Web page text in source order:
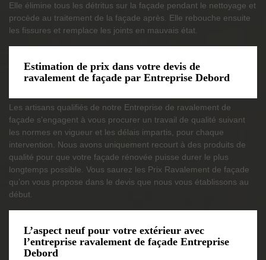
Elle élimine tous les détritus sur la façade pendant le nettoyage et
procède au traitement de la façade après. Elle rebouche ensuite
les fissures et remplace les joints en mauvais état.
Estimation de prix dans votre devis de
ravalement de façade par Entreprise Debord
Les artisans qualifiés de notre Entreprise de ravalement de
façade s’engagent à vous procurer un travail de qualité suivant
les normes en vigueur et les délais impartis, pour chaque
intervention. Nous avons uniquement recourt à des produits de
qualité pour que votre façade rénovée puisse durer le plus
longtemps possible. Vous saurez les Prix Ravalement de façade
qu’on vous propose dans le devis que nous vous établissons au
début.
L’aspect neuf pour votre extérieur avec
l’entreprise ravalement de façade Entreprise
Debord